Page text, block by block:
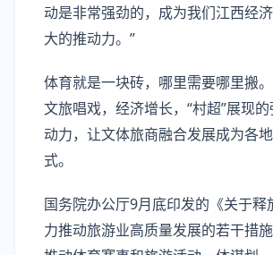
动是非常强劲的，成为我们江西经
大的推动力。”
体育就是一块砖，哪里需要哪里搬。
文旅唱戏，经济增长，“村超”展现
动力，让文体旅商融合发展成为各
式。
国务院办公厅9月底印发的《关于释
力推动旅游业高质量发展的若干措施